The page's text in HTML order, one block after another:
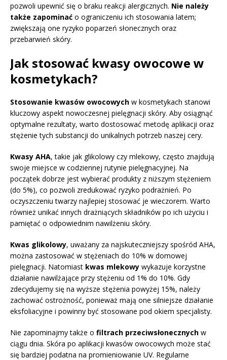
pozwoli upewnić się o braku reakcji alergicznych. Nie należy
także zapominać o ograniczeniu ich stosowania latem;
zwiększają one ryzyko poparzeń słonecznych oraz
przebarwień skóry.
Jak stosować kwasy owocowe w
kosmetykach?
Stosowanie kwasów owocowych w kosmetykach stanowi
kluczowy aspekt nowoczesnej pielęgnacji skóry. Aby osiągnąć
optymalne rezultaty, warto dostosować metodę aplikacji oraz
stężenie tych substancji do unikalnych potrzeb naszej cery.
Kwasy AHA, takie jak glikolowy czy mlekowy, często znajdują
swoje miejsce w codziennej rutynie pielęgnacyjnej. Na
początek dobrze jest wybierać produkty z niższym stężeniem
(do 5%), co pozwoli zredukować ryzyko podrażnień. Po
oczyszczeniu twarzy najlepiej stosować je wieczorem. Warto
również unikać innych drażniących składników po ich użyciu i
pamiętać o odpowiednim nawilżeniu skóry.
Kwas glikolowy, uważany za najskuteczniejszy spośród AHA,
można zastosować w stężeniach do 10% w domowej
pielęgnacji. Natomiast kwas mlekowy wykazuje korzystne
działanie nawilżające przy stężeniu od 1% do 10%. Gdy
zdecydujemy się na wyższe stężenia powyżej 15%, należy
zachować ostrożność, ponieważ mają one silniejsze działanie
eksfoliacyjne i powinny być stosowane pod okiem specjalisty.
Nie zapominajmy także o filtrach przeciwsłonecznych w
ciągu dnia. Skóra po aplikacji kwasów owocowych może stać
się bardziej podatna na promieniowanie UV. Regularne